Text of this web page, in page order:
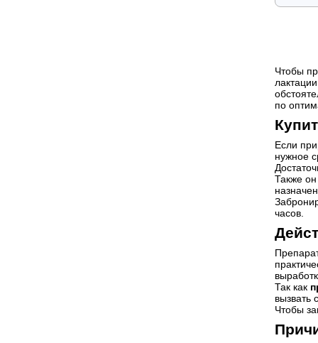
Чтобы
по
Если
нужное
Также он
часов.
Так как
вызвать
Чтобы